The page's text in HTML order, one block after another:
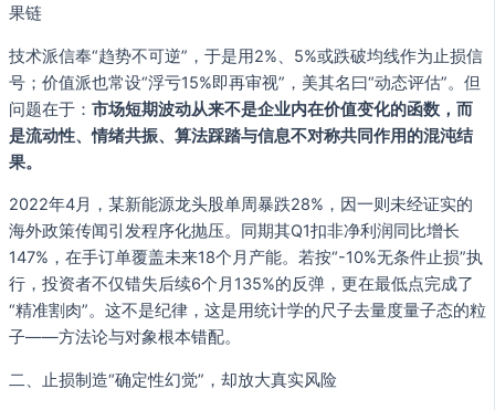
果链
技术派信奉“趋势不可逆”，于是用2%、5%或跌破均线作为止损信
号；价值派也常设“浮亏15%即再审视”，美其名曰“动态评估”。但
问题在于： 市场短期波动从来不是企业内在价值变化的函数，而
是流动性、情绪共振、算法踩踏与信息不对称共同作用的混沌结
果。
2022年4月，某新能源龙头股单周暴跌28%，因一则未经证实的
海外政策传闻引发程序化抛压。同期其Q1扣非净利润同比增长
147%，在手订单覆盖未来18个月产能。若按“-10%无条件止损”执
行，投资者不仅错失后续6个月135%的反弹，更在最低点完成了
“精准割肉”。这不是纪律，这是用统计学的尺子去量度量子态的粒
子——方法论与对象根本错配。
二、止损制造“确定性幻觉”，却放大真实风险